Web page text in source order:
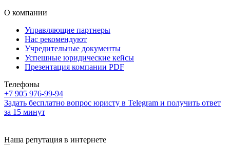
О компании
Управляющие партнеры
Нас рекомендуют
Учредительные документы
Успешные юридические кейсы
Презентация компании PDF
Телефоны
+7 905 976-99-94
Задать бесплатно вопрос юристу в Telegram и получить ответ
за 15 минут
Наша репутация в интернете